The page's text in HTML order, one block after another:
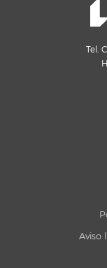
Tel.
Aviso